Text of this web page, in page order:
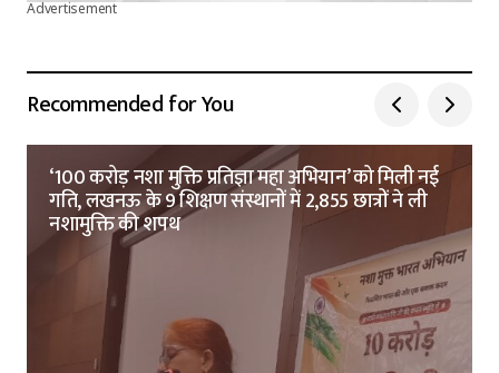
Advertisement
Recommended for You
‘100 करोड़ नशा मुक्ति प्रतिज्ञा महा अभियान’ को मिली नई
गति, लखनऊ के 9 शिक्षण संस्थानों में 2,855 छात्रों ने ली
नशामुक्ति की शपथ